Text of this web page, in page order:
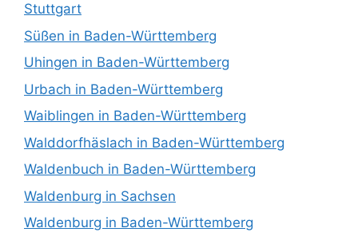
Stuttgart
Süßen in Baden-Württemberg
Uhingen in Baden-Württemberg
Urbach in Baden-Württemberg
Waiblingen in Baden-Württemberg
Walddorfhäslach in Baden-Württemberg
Waldenbuch in Baden-Württemberg
Waldenburg in Sachsen
Waldenburg in Baden-Württemberg